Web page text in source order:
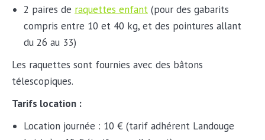
2 paires de raquettes enfant (pour des gabarits
compris entre 10 et 40 kg, et des pointures allant
du 26 au 33)
Les raquettes sont fournies avec des bâtons
télescopiques.
Tarifs location :
Location journée : 10 € (tarif adhérent Landouge